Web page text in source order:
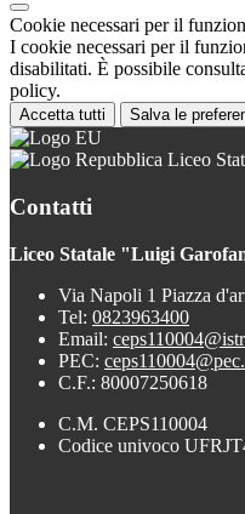
Cookie necessari per il
I cookie necessari per il
disabilitati. È possibile
policy.
Accetta tutti Salva le
Liceo
Contatti
Liceo Statale "Luigi
Via Napoli 1 Piazza
Tel: 0823963400
Email:
PEC:
C.F.: 80007250618
C.M. CEPS110004
Codice univoco